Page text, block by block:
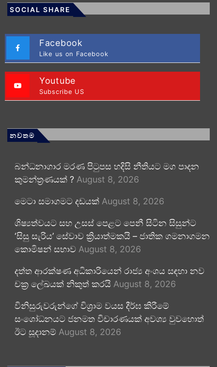
SOCIAL SHARE
Facebook
Like us on Facebook
Youtube
Subscribe US
නවතම
බන්ධනාගාර මරණ පිටුපස හදිසි නීතියට මග පාදන
කුමන්ත්‍රණයක් ? August 8, 2026
මෙටා සමාගමට දඩයක් August 8, 2026
ශිෂ්‍යත්වයට සහ උසස් පෙළට පෙනී සිටින සිසුන්ට
‘සිසු සැරිය’ සේවාව ක්‍රියාත්මකයි – ජාතික ගමනාගමන
කොමිෂන් සභාව August 8, 2026
දත්ත ආරක්ෂණ අධිකාරියෙන් රාජ්‍ය අංශය සඳහා නව
චක්‍ර ලේඛයක් නිකුත් කරයි August 8, 2026
විනිසුරුවරුන්ගේ විශ්‍රාම වයස දීර්ඝ කිරීමේ
සංශෝධනයට ජනමත විචාරණයක් අවශ්‍ය වුවහොත්
ඊට සූදානම් August 8, 2026